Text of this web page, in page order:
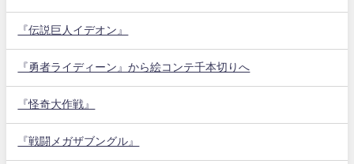
『伝説巨人イデオン』
『勇者ライディーン』から絵コンテ千本切りへ
『怪奇大作戦』
『戦闘メガザブングル』